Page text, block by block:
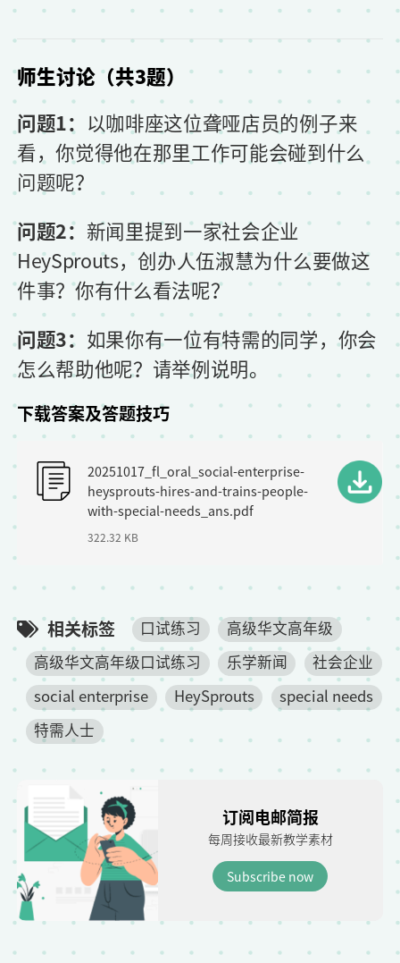
师生讨论（共3题）
问题1： 以咖啡座这位聋哑店员的例子来
看，你觉得他在那里工作可能会碰到什么
问题呢？
问题2： 新闻里提到一家社会企业
HeySprouts，创办人伍淑慧为什么要做这
件事？你有什么看法呢？
问题3： 如果你有一位有特需的同学，你会
怎么帮助他呢？请举例说明。
下载答案及答题技巧
20251017_fl_oral_social-enterprise-
heysprouts-hires-and-trains-people-
with-special-needs_ans.pdf
322.32 KB
相关标签 口试练习
高级华文高年级
高级华文高年级口试练习
乐学新闻
社会企业
social enterprise
HeySprouts
special needs
特需人士
订阅电邮简报
每周接收最新教学素材
Subscribe now